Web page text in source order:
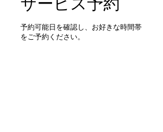
予約可能日を確認し、お好きな時間帯
をご予約ください。